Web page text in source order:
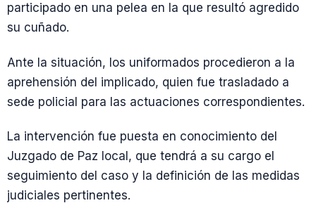
participado en una pelea en la que resultó agredido
su cuñado.
Ante la situación, los uniformados procedieron a la
aprehensión del implicado, quien fue trasladado a
sede policial para las actuaciones correspondientes.
La intervención fue puesta en conocimiento del
Juzgado de Paz local, que tendrá a su cargo el
seguimiento del caso y la definición de las medidas
judiciales pertinentes.